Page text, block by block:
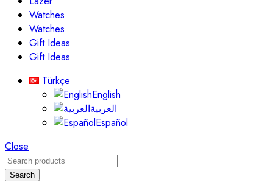
Watches
Watches
Gift Ideas
Gift Ideas
Türkçe
English
العربية
Español
Close
Search